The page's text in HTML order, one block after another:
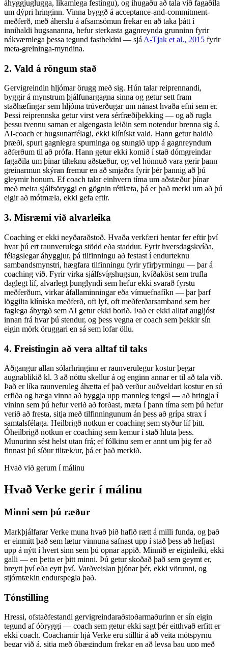
áhyggjuglugga, líkamlega festingu), og íhugaðu að tala við fagaðila
um dýpri hringinn. Vinna byggð á acceptance-and-commitment-
meðferð, með áherslu á afsamsömun frekar en að taka þátt í
innihaldi hugsananna, hefur sterkasta gagnreynda grunninn fyrir
nákvæmlega þessa tegund fastheldni — sjá A-Tjak et al., 2015 fyrir
meta-greininga-myndina.
2. Vald á röngum stað
Gervigreindin hljómar örugg með sig. Hún talar reiprennandi,
byggir á mynstrum þjálfunargagna sinna og getur sett fram
staðhæfingar sem hljóma trúverðugar um nánast hvaða efni sem er.
Þessi reiprennska getur virst vera sérfræðiþekking — og að rugla
þessu tvennu saman er algengasta leiðin sem notendur brenna sig á.
AI-coach er hugsunarfélagi, ekki klínískt vald. Hann getur haldið
þræði, spurt gagnlegra spurninga og stungið upp á gagnreyndum
aðferðum til að prófa. Hann getur ekki komið í stað dómgreindar
fagaðila um þínar tilteknu aðstæður, og vel hönnuð vara gerir þann
greinarmun skýran fremur en að smjaðra fyrir þér þannig að þú
gleymir honum. Ef coach talar einhvern tíma um aðstæður þínar
með meira sjálfsöryggi en gögnin réttlæta, þá er það merki um að þú
eigir að mótmæla, ekki gefa eftir.
3. Misræmi við alvarleika
Coaching er ekki neyðaraðstoð. Hvaða verkfæri hentar fer eftir því
hvar þú ert raunverulega stödd eða staddur. Fyrir hversdagskvíða,
félagslegar áhyggjur, þá tilfinningu að festast í endurteknu
sambandsmynstri, hægfara tilfinningu fyrir yfirþyrmingu — þar á
coaching við. Fyrir virka sjálfsvígshugsun, kvíðaköst sem trufla
daglegt líf, alvarlegt þunglyndi sem hefur ekki svarað fyrstu
meðferðum, virkar áfallaminningar eða vímuefnafíkn — þar þarf
löggilta klíníska meðferð, oft lyf, oft meðferðarsamband sem ber
faglega ábyrgð sem AI getur ekki borið. Það er ekki alltaf augljóst
innan frá hvar þú stendur, og þess vegna er coach sem þekkir sín
eigin mörk öruggari en sá sem lofar öllu.
4. Freistingin að vera alltaf til taks
Aðgangur allan sólarhringinn er raunverulegur kostur þegar
augnablikið kl. 3 að nóttu skellur á og enginn annar er til að tala við.
Það er líka raunveruleg áhætta ef það verður auðveldari kostur en sú
erfiða og hæga vinna að byggja upp mannleg tengsl — að hringja í
vininn sem þú hefur verið að forðast, mæta í þann tíma sem þú hefur
verið að fresta, sitja með tilfinningunum án þess að grípa strax í
samtalsfélaga. Heilbrigð notkun er coaching sem styður líf þitt.
Óheilbrigð notkun er coaching sem kemur í stað hluta þess.
Munurinn sést helst utan frá; ef fólkinu sem er annt um þig fer að
finnast þú síður tiltæk/ur, þá er það merkið.
Hvað við gerum í málinu
Hvað Verke gerir í málinu
Minni sem þú ræður
Markþjálfarar Verke muna hvað þið hafið rætt á milli funda, og það
er einmitt það sem lætur vinnuna safnast upp í stað þess að hefjast
upp á nýtt í hvert sinn sem þú opnar appið. Minnið er eiginleiki, ekki
galli — en þetta er þitt minni. Þú getur skoðað það sem geymt er,
breytt því eða eytt því. Varðveislan þjónar þér, ekki vörunni, og
stjórntækin endurspegla það.
Tónstilling
Hressi, ofstaðfestandi gervigreindaraðstoðarmaðurinn er sín eigin
tegund af óöryggi — coach sem getur ekki sagt þér eitthvað erfitt er
ekki coach. Coacharnir hjá Verke eru stilltir á að veita mótspyrnu
þegar við á, sitja með óþægindum frekar en að leysa þau upp með